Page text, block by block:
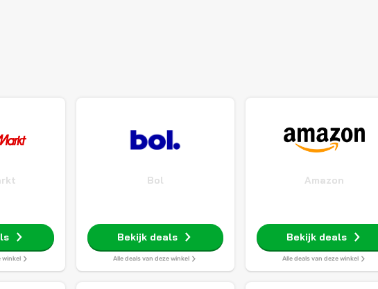
winkel
Bol
Bekijk deals
Alle deals van deze winkel
Amazon
Bekijk deals
Alle deals van deze winkel